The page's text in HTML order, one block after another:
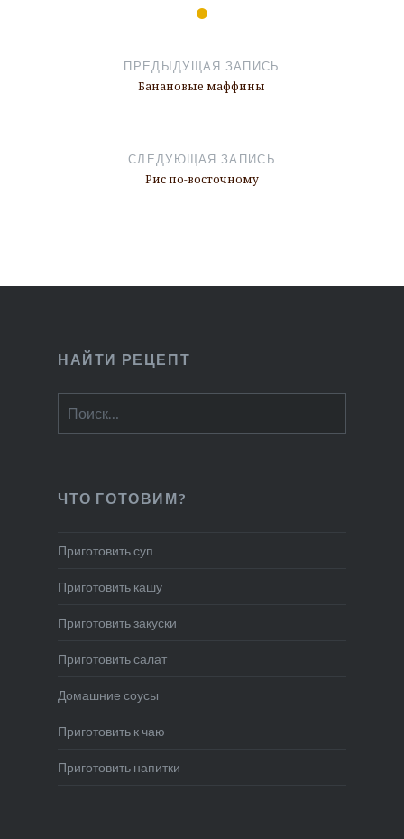
ПРЕДЫДУЩАЯ ЗАПИСЬ
Банановые маффины
СЛЕДУЮЩАЯ ЗАПИСЬ
Рис по-восточному
НАЙТИ РЕЦЕПТ
ЧТО ГОТОВИМ?
Приготовить суп
Приготовить кашу
Приготовить закуски
Приготовить салат
Домашние соусы
Приготовить к чаю
Приготовить напитки